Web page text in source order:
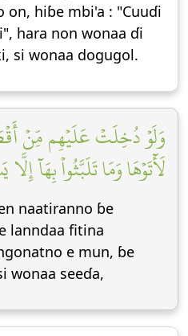
hiɓe mbi'a : "Cuuɗi
hara non wonaa ɗi
si wonaa dogugol.
وَلَوۡ دُخِلَتۡ عَلَيۡهِم مِّنۡ
لَأٓتَوۡهَا وَمَا تَلَبَّثُواْ بِهَآ إِلَّا
naatiranno ɓe
lanndaa fitina
e mun, ɓe
wonaa seeɗa,